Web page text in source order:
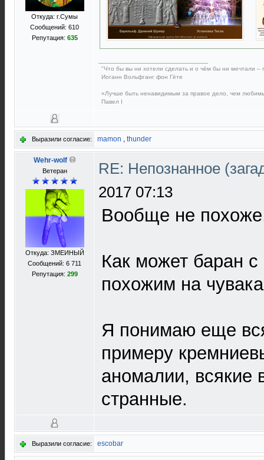
Откуда: г.Сумы
Сообщений: 610
Репутация: 635
"Что бы вы ни хотели сделать и о чём бы ни мечтали –
Иоганн Вольфганг фон Гёте
«Лучше быть ненавидимым за правое дело, чем
Павел I
Выразили согласие: mamon , thunder
Wehr-wolf
Ветеран
Откуда: ЗМЕИНЫЙ
Сообщений: 6 711
Репутация: 299
RE: Непознанное
2017 07:13
Вообще не
Как может баран
похожим на
Я понимаю еще
примеру
аномалии, всякие
странные.
Выразили согласие: escobar